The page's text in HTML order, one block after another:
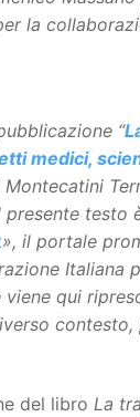
la
“
medici,
presente testo
», il portale
Italiana
viene qui
contesto,
del libro La